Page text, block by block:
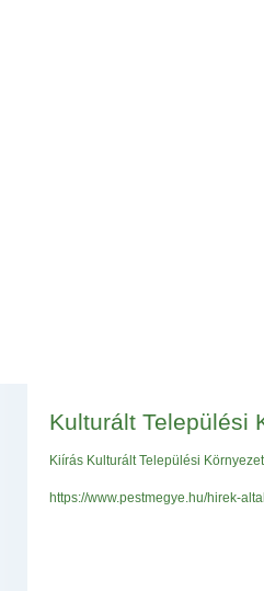
Kulturált Települési
Kiírás Kulturált Települési
https://www.pestmegye.hu/hirek-